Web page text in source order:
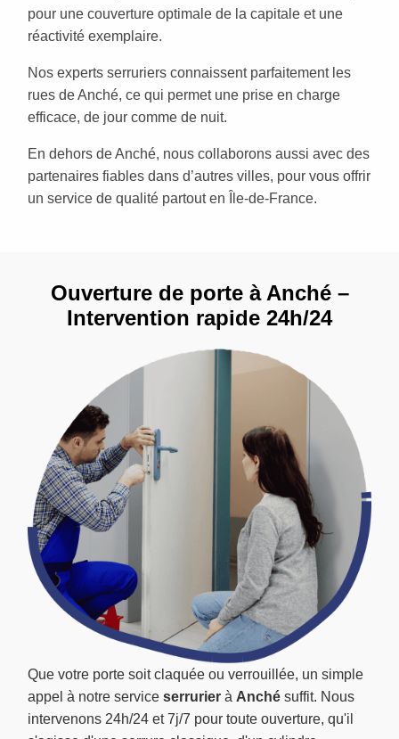
pour une couverture optimale de la capitale et une
réactivité exemplaire.
Nos experts serruriers connaissent parfaitement les
rues de Anché, ce qui permet une prise en charge
efficace, de jour comme de nuit.
En dehors de Anché, nous collaborons aussi avec des
partenaires fiables dans d’autres villes, pour vous offrir
un service de qualité partout en Île-de-France.
Que votre porte soit claquée ou verrouillée, un simple
appel à notre service serrurier à Anché suffit. Nous
intervenons 24h/24 et 7j/7 pour toute ouverture, qu'il
Ouverture de porte à Anché –
Intervention rapide 24h/24